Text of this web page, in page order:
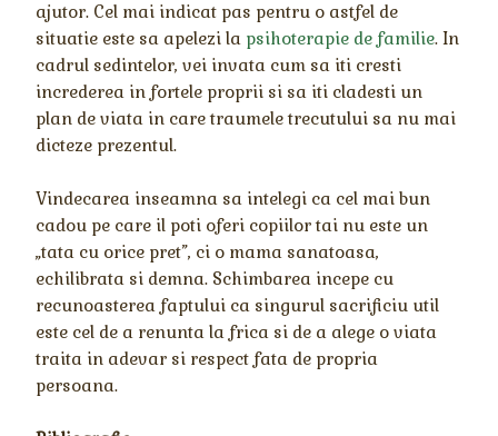
ajutor. Cel mai indicat pas pentru o astfel de
situatie este sa apelezi la psihoterapie de familie. In
cadrul sedintelor, vei invata cum sa iti cresti
increderea in fortele proprii si sa iti cladesti un
plan de viata in care traumele trecutului sa nu mai
dicteze prezentul.
Vindecarea inseamna sa intelegi ca cel mai bun
cadou pe care il poti oferi copiilor tai nu este un
„tata cu orice pret”, ci o mama sanatoasa,
echilibrata si demna. Schimbarea incepe cu
recunoasterea faptului ca singurul sacrificiu util
este cel de a renunta la frica si de a alege o viata
traita in adevar si respect fata de propria
persoana.